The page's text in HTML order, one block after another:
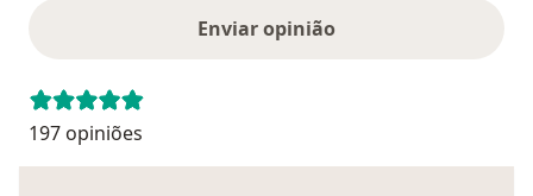
Enviar opinião
197 opiniões